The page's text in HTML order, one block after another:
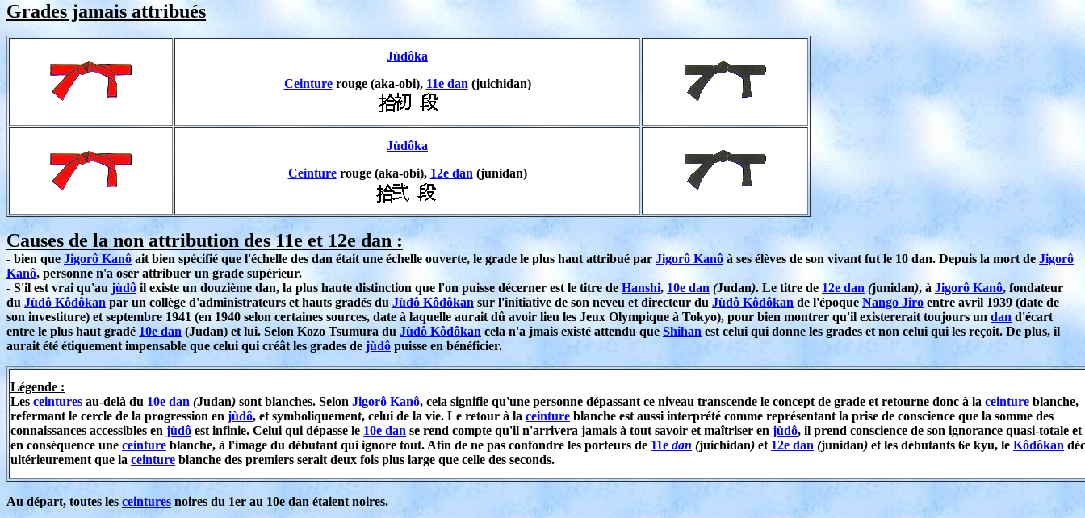
Grades jamais attribués
Jùdôka
Ceinturerouge (aka-obi), 11e dan (juichidan)
Jùdôka
Ceinturerouge (aka-obi), 12e dan (junidan)
Causes de la non attribution des 11e et 12e dan :
- bien que Jigorô Kanô ait bien spécifié que l'échelle des dan était une échelle ouverte, le grade le plus haut attribué par Jigorô Kanô à ses élèves de son vivant fut le 10 dan. Depuis la mort de Jigorô
Kanô, personne n'a oser attribuer un grade supérieur.
- S'il est vrai qu'au jùdô il existe un douzième dan, la plus haute distinction que l'on puisse décerner est le titre de Hanshi, 10e dan (Judan). Le titre de 12e dan (junidan), à Jigorô Kanô, fondateur
du Jùdô Kôdôkan par un collège d'administrateurs et hauts gradés du Jùdô Kôdôkan sur l'initiative de son neveu et directeur du Jùdô Kôdôkan de l'époque Nango Jiro entre avril 1939 (date de
son investiture) et septembre 1941 (en 1940 selon certaines sources, date à laquelle aurait dû avoir lieu les Jeux Olympique à Tokyo), pour bien montrer qu'il existererait toujours un dan d'écart
entre le plus haut gradé 10e dan (Judan) et lui. Selon Kozo Tsumura du Jùdô Kôdôkan cela n'a jmais existé attendu que Shihan est celui qui donne les grades et non celui qui les reçoit. De plus, il
aurait été étiquement impensable que celui qui créât les grades de jùdô puisse en bénéficier.
Légende :
Les ceintures au-delà du 10e dan (Judan) sont blanches. Selon Jigorô Kanô, cela signifie qu'une personne dépassant ce niveau transcende le concept de grade et retourne donc à la ceinture blanche,
refermant le cercle de la progression en jùdô, et symboliquement, celui de la vie. Le retour à la ceinture blanche est aussi interprété comme représentant la prise de conscience que la somme des
connaissances accessibles en jùdô est infinie. Celui qui dépasse le 10e dan se rend compte qu'il n'arrivera jamais à tout savoir et maîtriser en jùdô, il prend conscience de son ignorance quasi-totale et
en conséquence une ceinture blanche, à l'image du débutant qui ignore tout. Afin de ne pas confondre les porteurs de 11e dan (juichidan) et 12e dan (junidan) et les débutants 6e kyu, le Kôdôkan
ultérieurement que la ceinture blanche des premiers serait deux fois plus large que celle des seconds.
Au départ, toutes les ceintures noires du 1er au 10e dan étaient noires.